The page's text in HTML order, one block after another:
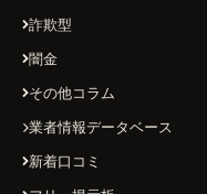
詐欺型
闇金
その他コラム
業者情報データベース
新着口コミ